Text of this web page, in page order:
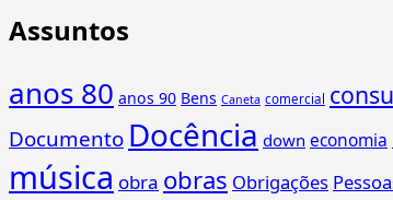
Assuntos
anos 80 anos 90 Bens Caneta comercial
Documento Docência down economia
música obra obras Obrigações